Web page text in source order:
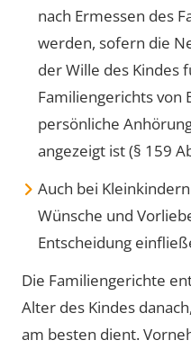
nach Ermessen des
werden, sofern die
der Wille des Kindes
Familiengerichts von
persönliche
angezeigt ist (§ 159
Auch bei
Wünsche und
Entscheidung
Die Familiengerichte
Alter des Kindes
am besten dient.